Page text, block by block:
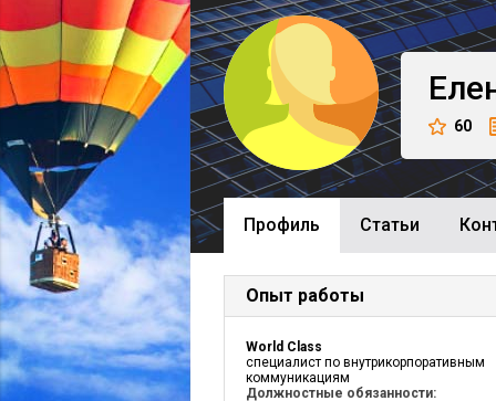
60
Профиль Cтатьи
Опыт работы
World Class
специалист по внутрикорпоративным
коммуникациям
Должностные обязанности: